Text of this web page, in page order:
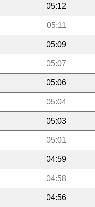
05:12
05:11
05:09
05:07
05:06
05:04
05:03
05:01
04:59
04:58
04:56